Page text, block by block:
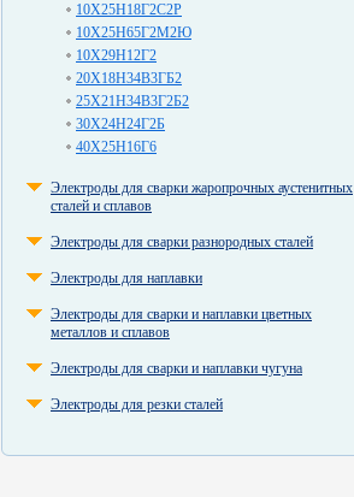
10Х25Н18Г2С2Р
10Х25Н65Г2М2Ю
10Х29Н12Г2
20Х18Н34В3ГБ2
25Х21Н34В3Г2Б2
30Х24Н24Г2Б
40Х25Н16Г6
Электроды для сварки жаропрочных аустенитных
сталей и сплавов
Электроды для сварки разнородных сталей
Электроды для наплавки
Электроды для сварки и наплавки цветных
металлов и сплавов
Электроды для сварки и наплавки чугуна
Электроды для резки сталей